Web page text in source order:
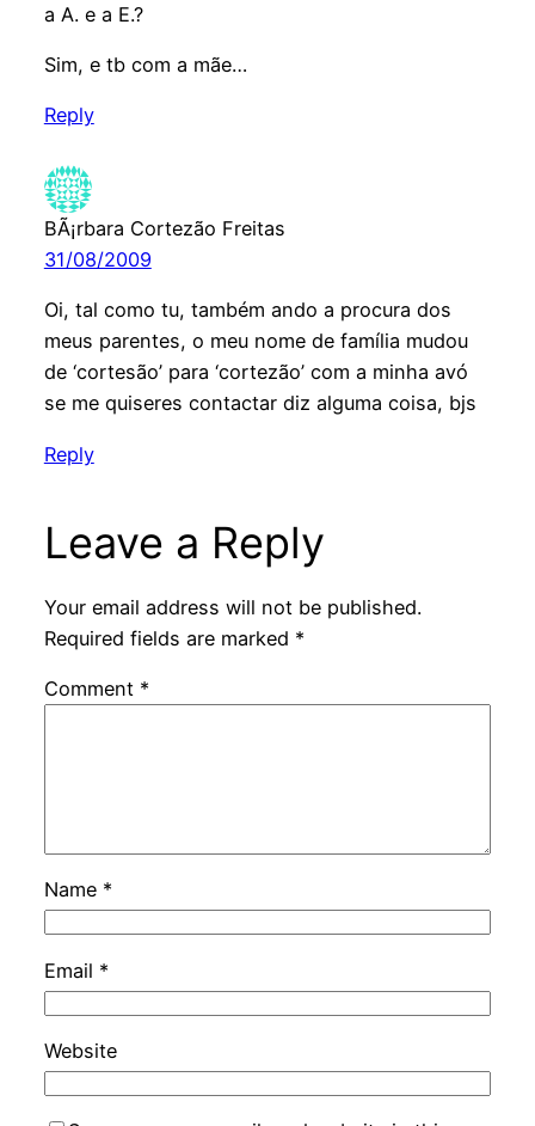
a A. e a E.?
Sim, e tb com a mãe…
Reply
BÃ¡rbara Cortezão Freitas
31/08/2009
Oi, tal como tu, também ando a procura dos
meus parentes, o meu nome de família mudou
de ‘cortesão’ para ‘cortezão’ com a minha avó
se me quiseres contactar diz alguma coisa, bjs
Reply
Leave a Reply
Your email address will not be published.
Required fields are marked *
Comment *
Name *
Email *
Website